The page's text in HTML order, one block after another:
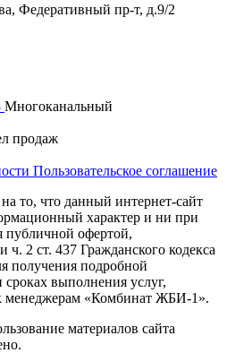
Федеративный пр-т, д.9/2
Многоканальный
продаж
Пользовательское соглашение
то, что данный интернет-сайт
характер и ни при
публичной офертой,
2 ст. 437 Гражданского кодекса
получения подробной
выполнения услуг,
менеджерам «Комбинат ЖБИ-1».
материалов сайта